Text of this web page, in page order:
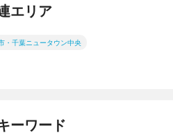
エリア
・千葉ニュータウン中央
ーワード